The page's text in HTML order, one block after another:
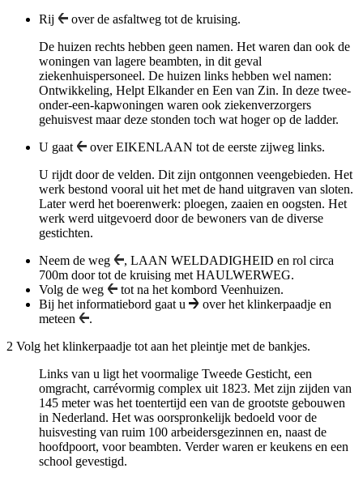
Rij
over de asfaltweg tot de kruising.
De huizen rechts hebben geen namen. Het waren dan ook de
woningen van lagere beambten, in dit geval
ziekenhuispersoneel. De huizen links hebben wel namen:
Ontwikkeling, Helpt Elkander en Een van Zin. In deze twee-
onder-een-kapwoningen waren ook ziekenverzorgers
gehuisvest maar deze stonden toch wat hoger op de ladder.
U gaat
overEIKENLAAN tot de eerste zijweg links.
U rijdt door de velden. Dit zijn ontgonnen veengebieden. Het
werk bestond vooral uit het met de hand uitgraven van sloten.
Later werd het boerenwerk: ploegen, zaaien en oogsten. Het
werk werd uitgevoerd door de bewoners van de diverse
gestichten.
Neem de weg
, LAAN WELDADIGHEID en rol circa
700m door tot de kruising met HAULWERWEG.
Volg de weg
tot na het kombord Veenhuizen.
Bij het informatiebord gaat u
over het klinkerpaadje en
meteen
.
2 Volg het klinkerpaadje tot aan het pleintje met de bankjes.
Links van u ligt het voormalige Tweede Gesticht, een
omgracht, carrévormig complex uit 1823. Met zijn zijden van
145 meter was het toentertijd een van de grootste gebouwen
in Nederland. Het was oorspronkelijk bedoeld voor de
huisvesting van ruim 100 arbeidersgezinnen en, naast de
hoofdpoort, voor beambten. Verder waren er keukens en een
school gevestigd.